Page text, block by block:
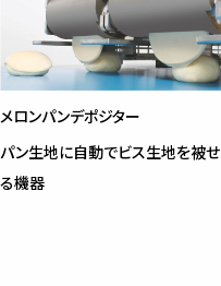
メロンパンデポジター
パン生地に自動でビス生地を被せ
る機器